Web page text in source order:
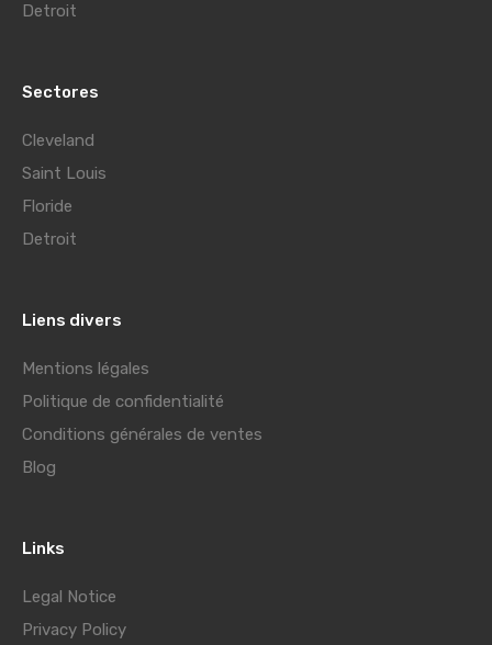
Detroit
Sectores
Cleveland
Saint Louis
Floride
Detroit
Liens divers
Mentions légales
Politique de confidentialité
Conditions générales de ventes
Blog
Links
Legal Notice
Privacy Policy